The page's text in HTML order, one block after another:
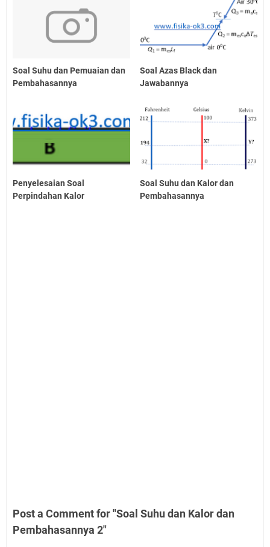
Soal Suhu dan Pemuaian dan
Pembahasannya
Soal Azas Black dan
Jawabannya
Penyelesaian Soal
Perpindahan Kalor
Soal Suhu dan Kalor dan
Pembahasannya
Post a Comment for "Soal Suhu dan Kalor dan
Pembahasannya 2"